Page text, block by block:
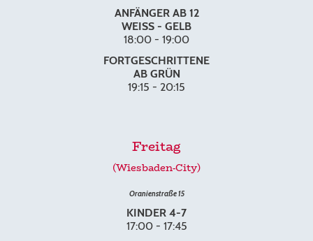
ANFÄNGER AB 12
WEISS - GELB
18:00 - 19:00
FORTGESCHRITTENE
AB GRÜN
19:15 - 20:15
Freitag
(Wiesbaden-City)
Oranienstraße 15
KINDER 4-7
17:00 - 17:45